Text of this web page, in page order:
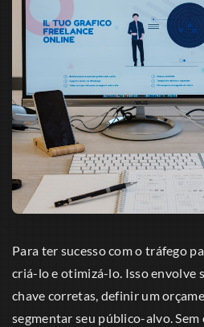
Para ter sucesso com o tráfego
criá-lo e otimizá-lo. Isso envolve
chave corretas, definir um
segmentar seu público-alvo. Sem